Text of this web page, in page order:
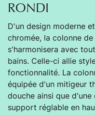
RONDI
D'un design moderne
chromée, la colonne
s'harmonisera avec
bains. Celle-ci allie
fonctionnalité. La
équipée d'un mitigeur
douche ainsi que
support réglable en